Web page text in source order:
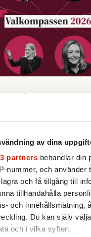
av dina
partners behandlar din
nummer, och använder
och få tillgång till
tillhandahålla
och innehållsmätning,
Du kan själv
och i vilka syften.
vår valkompass